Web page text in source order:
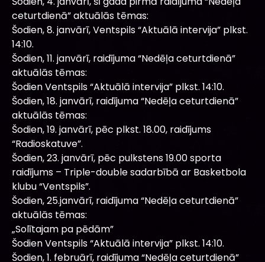
ceturtdienā” aktuālās tēmas:
Šodien, 8. janvārī, Ventspils “Aktuālā intervija” plkst.
14:10.
Šodien, 11. janvārī, raidījuma “Nedēļa ceturtdienā”
aktuālās tēmas:
Šodien Ventspils “Aktuālā intervija” plkst. 14:10.
Šodien, 18. janvārī, raidījuma “Nedēļa ceturtdienā”
aktuālās tēmas:
Šodien, 19. janvārī, pēc plkst. 18.00, raidījums
“Radioskatuve”.
Šodien, 23. janvārī, pēc pulkstens 19.00 sporta
raidījums – Triple-double sadarbībā ar Basketbola
klubu “Ventspils”.
Šodien, 25.janvārī, raidījuma “Nedēļa ceturtdienā”
aktuālās tēmas:
„Solītajam pa pēdām”
Šodien Ventspils “Aktuālā intervija” plkst. 14:10.
Šodien, 1. februārī, raidījuma “Nedēļa ceturtdienā”